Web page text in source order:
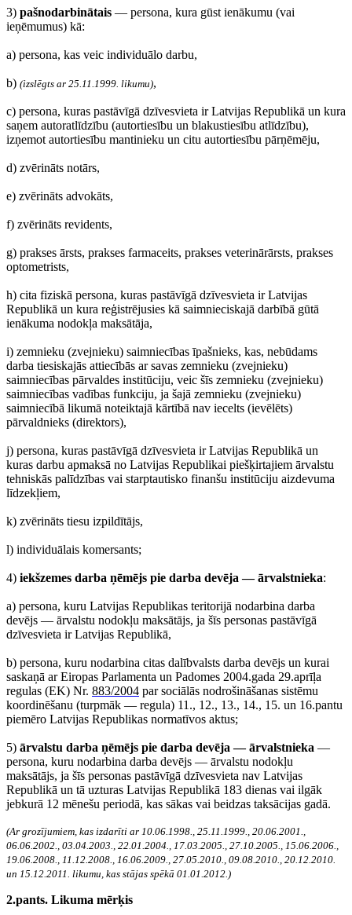
3) pašnodarbinātais — persona, kura gūst ienākumu (vai
ieņēmumus) kā:
a) persona, kas veic individuālo darbu,
b) (izslēgts ar 25.11.1999. likumu),
c) persona, kuras pastāvīgā dzīvesvieta ir Latvijas Republikā un kura
saņem autoratlīdzību (autortiesību un blakustiesību atlīdzību),
izņemot autortiesību mantinieku un citu autortiesību pārņēmēju,
d) zvērināts notārs,
e) zvērināts advokāts,
f) zvērināts revidents,
g) prakses ārsts, prakses farmaceits, prakses veterinārārsts, prakses
optometrists,
h) cita fiziskā persona, kuras pastāvīgā dzīvesvieta ir Latvijas
Republikā un kura reģistrējusies kā saimnieciskajā darbībā gūtā
ienākuma nodokļa maksātāja,
i) zemnieku (zvejnieku) saimniecības īpašnieks, kas, nebūdams
darba tiesiskajās attiecībās ar savas zemnieku (zvejnieku)
saimniecības pārvaldes institūciju, veic šīs zemnieku (zvejnieku)
saimniecības vadības funkciju, ja šajā zemnieku (zvejnieku)
saimniecībā likumā noteiktajā kārtībā nav iecelts (ievēlēts)
pārvaldnieks (direktors),
j) persona, kuras pastāvīgā dzīvesvieta ir Latvijas Republikā un
kuras darbu apmaksā no Latvijas Republikai piešķirtajiem ārvalstu
tehniskās palīdzības vai starptautisko finanšu institūciju aizdevuma
līdzekļiem,
k) zvērināts tiesu izpildītājs,
l) individuālais komersants;
4) iekšzemes darba ņēmējs pie darba devēja — ārvalstnieka:
a) persona, kuru Latvijas Republikas teritorijā nodarbina darba
devējs — ārvalstu nodokļu maksātājs, ja šīs personas pastāvīgā
dzīvesvieta ir Latvijas Republikā,
b) persona, kuru nodarbina citas dalībvalsts darba devējs un kurai
saskaņā ar Eiropas Parlamenta un Padomes 2004.gada 29.aprīļa
regulas (EK) Nr. 883/2004 par sociālās nodrošināšanas sistēmu
koordinēšanu (turpmāk — regula) 11., 12., 13., 14., 15. un 16.pantu
piemēro Latvijas Republikas normatīvos aktus;
5) ārvalstu darba ņēmējs pie darba devēja — ārvalstnieka —
persona, kuru nodarbina darba devējs — ārvalstu nodokļu
maksātājs, ja šīs personas pastāvīgā dzīvesvieta nav Latvijas
Republikā un tā uzturas Latvijas Republikā 183 dienas vai ilgāk
jebkurā 12 mēnešu periodā, kas sākas vai beidzas taksācijas gadā.
(Ar grozījumiem, kas izdarīti ar 10.06.1998., 25.11.1999., 20.06.2001.,
06.06.2002., 03.04.2003., 22.01.2004., 17.03.2005., 27.10.2005., 15.06.2006.,
19.06.2008., 11.12.2008., 16.06.2009., 27.05.2010., 09.08.2010., 20.12.2010.
un 15.12.2011. likumu, kas stājas spēkā 01.01.2012.)
2.pants. Likuma mērķis